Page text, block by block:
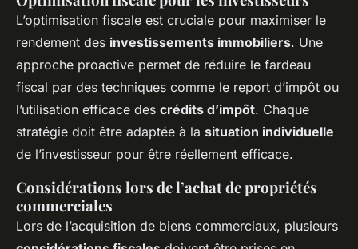
L’optimisation fiscale est cruciale pour maximiser le
rendement des investissements immobiliers. Une
approche proactive permet de réduire le fardeau
fiscal par des techniques comme le report d’impôt ou
l’utilisation efficace des crédits d’impôt. Chaque
stratégie doit être adaptée à la situation individuelle
de l’investisseur pour être réellement efficace.
Considérations lors de l’achat de propriétés
commerciales
Lors de l’acquisition de biens commerciaux, plusieurs